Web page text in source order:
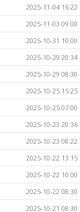
2025-11-04 16:22
2025-11-03 09:00
2025-10-31 10:00
2025-10-29 20:34
2025-10-29 08:30
2025-10-25 15:25
2025-10-25 07:00
2025-10-23 20:36
2025-10-23 08:22
2025-10-22 13:15
2025-10-22 10:00
2025-10-22 08:30
2025-10-21 08:30